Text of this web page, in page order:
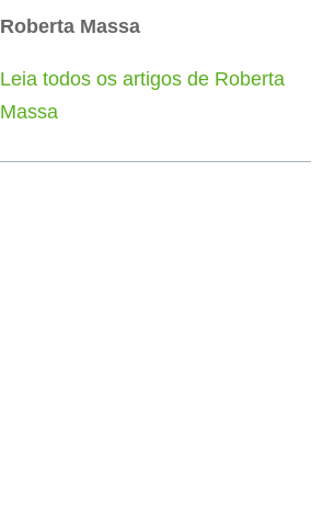
Roberta Massa
Leia todos os artigos de Roberta
Massa